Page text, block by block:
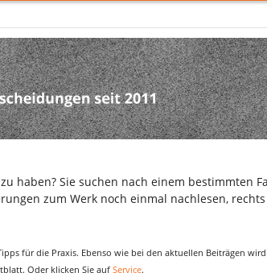
haben? Sie suchen nach einem bestimmten
zum Werk noch einmal nachlesen,
für die Praxis. Ebenso wie bei den aktuellen Beiträgen
Oder klicken Sie auf Service.